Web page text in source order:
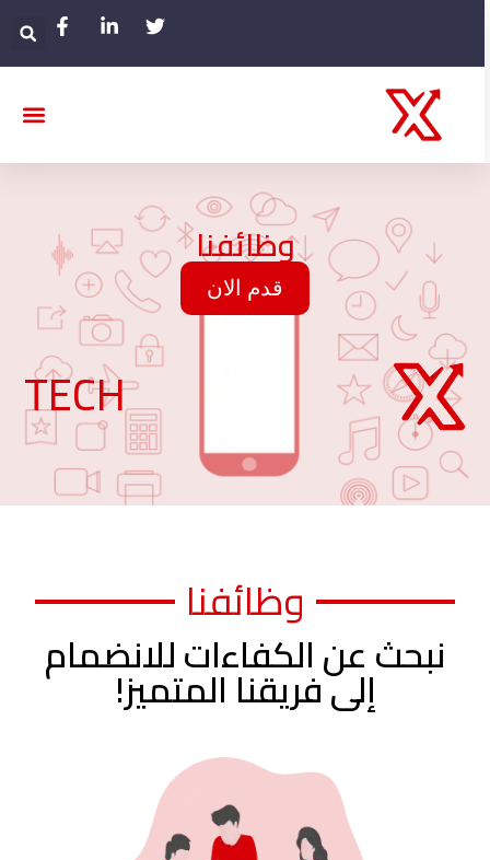
وظائفنا
قدم الان
TECH
وظائفنا
نبحث عن الكفاءات للانضمام
إلى فريقنا المتميز!